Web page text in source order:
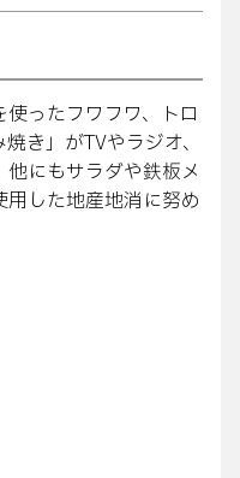
ったフワフワ、トロ
き」がTVやラジオ、
にもサラダや鉄板メ
した地産地消に努め